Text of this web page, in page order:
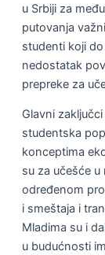
u Srbiji za
putovanja
studenti koji
nedostatak
prepreke za
Glavni
studentska
konceptima
su za učešće
određenom
i smeštaja i
Mladima su i
u budućnosti